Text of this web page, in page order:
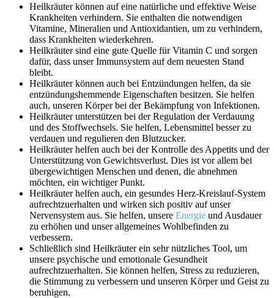
Heilkräuter können auf eine natürliche und effektive Weise
Krankheiten verhindern. Sie enthalten die notwendigen
Vitamine, Mineralien und Antioxidantien, um zu verhindern,
dass Krankheiten wiederkehren.
Heilkräuter sind eine gute Quelle für Vitamin C und sorgen
dafür, dass unser Immunsystem auf dem neuesten Stand
bleibt.
Heilkräuter können auch bei Entzündungen helfen, da sie
entzündungshemmende Eigenschaften besitzen. Sie helfen
auch, unseren Körper bei der Bekämpfung von Infektionen.
Heilkräuter unterstützen bei der Regulation der Verdauung
und des Stoffwechsels. Sie helfen, Lebensmittel besser zu
verdauen und regulieren den Blutzucker.
Heilkräuter helfen auch bei der Kontrolle des Appetits und der
Unterstützung von Gewichtsverlust. Dies ist vor allem bei
übergewichtigen Menschen und denen, die abnehmen
möchten, ein wichtiger Punkt.
Heilkräuter helfen auch, ein gesundes Herz-Kreislauf-System
aufrechtzuerhalten und wirken sich positiv auf unser
Nervensystem aus. Sie helfen, unsere Energie und Ausdauer
zu erhöhen und unser allgemeines Wohlbefinden zu
verbessern.
Schließlich sind Heilkräuter ein sehr nützliches Tool, um
unsere psychische und emotionale Gesundheit
aufrechtzuerhalten. Sie können helfen, Stress zu reduzieren,
die Stimmung zu verbessern und unseren Körper und Geist zu
beruhigen.